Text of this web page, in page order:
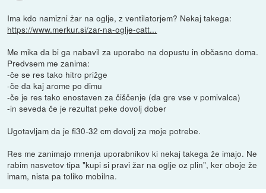
Ima kdo namizni żar na oglje, z ventilatorjem? Nekaj takega:
https://www.merkur.si/zar-na-oglje-catt...
Me mika da bi ga nabavil za uporabo na dopustu in občasno doma.
Predvsem me zanima:
-če se res tako hitro prižge
-če da kaj arome po dimu
-če je res tako enostaven za čiščenje (da gre vse v pomivalca)
-in seveda če je rezultat peke dovolj dober
Ugotavljam da je fi30-32 cm dovolj za moje potrebe.
Res me zanimajo mnenja uporabnikov ki nekaj takega že imajo. Ne
rabim nasvetov tipa "kupi si pravi žar na oglje oz plin", ker oboje že
imam, nista pa toliko mobilna.